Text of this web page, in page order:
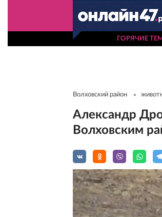
ГОРЯЧИЕ
Волховский район
Александр
Волховским